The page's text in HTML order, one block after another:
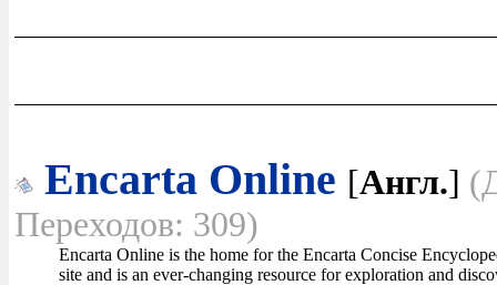
Encarta Online [Англ.]
Переходов: 309)
Encarta Online is the home for the Encarta Concise
site and is an ever-changing resource for exploration and